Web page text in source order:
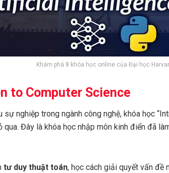
Khám phá 8 khóa học online của Đại học
to Computer Science
sự nghiệp trong ngành công nghệ, khóa học
qua. Đây là khóa học nhập môn kinh điển đã
tư duy thuật toán, học cách giải quyết vấn đề